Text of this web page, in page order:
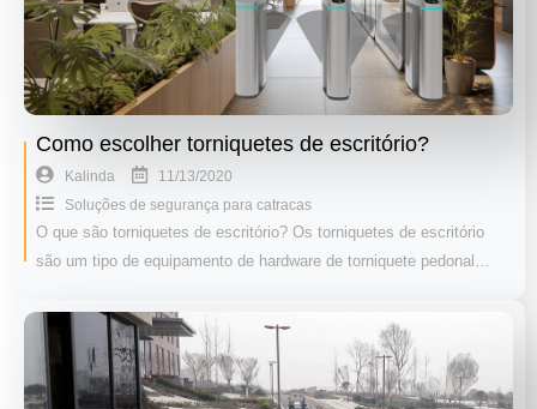
Como escolher torniquetes de escritório?
Kalinda
11/13/2020
Soluções de segurança para catracas
O que são torniquetes de escritório? Os torniquetes de escritório
são um tipo de equipamento de hardware de torniquete pedonal…